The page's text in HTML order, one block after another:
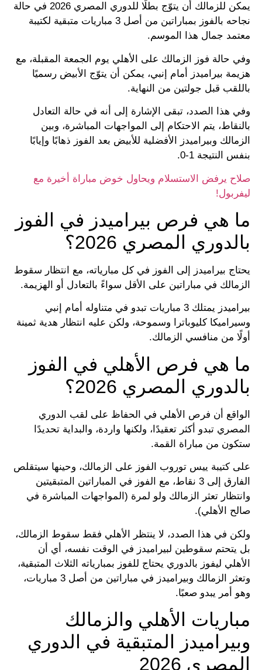
يمكن للزمالك أن يتوّج بطلًا للدوري المصري 2026 في حالة
نجاحه بالفوز بمباراتين من أصل 3 مباريات متبقية لكتيبة
معتمد جمال هذا الموسم.
وفي حالة فوز الزمالك على الأهلي يوم الجمعة المقبلة، مع
هزيمة بيراميدز أمام إنبي، يمكن أن يتوّج الأبيض رسميًا
باللقب قبل جولتين من النهاية.
وفي هذا الصدد، تبقى الإشارة إلى أنه في حالة التعادل
بالنقاط، يتم الاحتكام إلى المواجهات المباشرة، وبين
الزمالك وبيراميدز الأفضلية للأبيض بعد الفوز ذهابًا وإيابًا
بنفس النتيجة 1-0.
صلاح يرفض الاستسلام ويحاول خوض مباراة أخيرة مع
ليفربول!
ما هي فرص بيراميدز في الفوز
بالدوري المصري 2026؟
يحتاج بيراميدز إلى الفوز في كل مبارياته، مع انتظار سقوط
الزمالك في مباراتين على الأقل سواءً بالتعادل أو الهزيمة.
بيراميدز يمتلك 3 مباريات تبدو في متناوله أمام إنبي
وسيراميكا كليوباترا وسموحة، ولكن عليه انتظار هدية ثمينة
أولًا من منافسي الزمالك.
ما هي فرص الأهلي في الفوز
بالدوري المصري 2026؟
الواقع أن فرص الأهلي في الحفاظ على لقب الدوري
المصري تبدو أكثر تعقيدًا، ولكنها واردة، والبداية تحديدًا
ستكون من مباراة القمة.
على كتيبة ييس توروب الفوز على الزمالك، وحينها سيتقلص
الفارق إلى 3 نقاط، مع الفوز في المباراتين المتبقيتين
وانتظار تعثر الزمالك ولو لمرة (المواجهات المباشرة في
صالح الأهلي).
ولكن في هذا الصدد، لا ينتظر الأهلي فقط سقوط الزمالك،
بل يتحتم سقوطين لبيراميدز في الوقت نفسه، أي أن
الأهلي ليفوز بالدوري يحتاج للفوز بمبارياته الثلاث المتبقية،
وتعثر الزمالك وبيراميدز في مباراتين من أصل 3 مباريات،
وهو أمر يبدو صعبًا.
مباريات الأهلي والزمالك
وبيراميدز المتبقية في الدوري
المصري 2026